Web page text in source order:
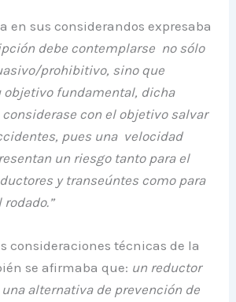
en sus considerandos expresaba
debe contemplarse no sólo
prohibitivo, sino que
objetivo fundamental, dicha
con el objetivo salvar
pues una velocidad
un riesgo tanto para el
y transeúntes como para
consideraciones técnicas de la
se afirmaba que: un reductor
alternativa de prevención de